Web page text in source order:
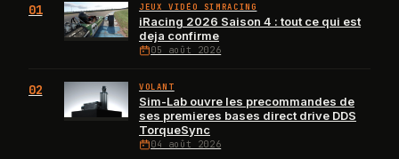
01 JEUX VIDÉO SIMRACING
iRacing 2026 Saison 4 : tout ce qui est
deja confirme
05 août 2026
02 VOLANT
Sim-Lab ouvre les precommandes de
ses premieres bases direct drive DDS
TorqueSync
04 août 2026